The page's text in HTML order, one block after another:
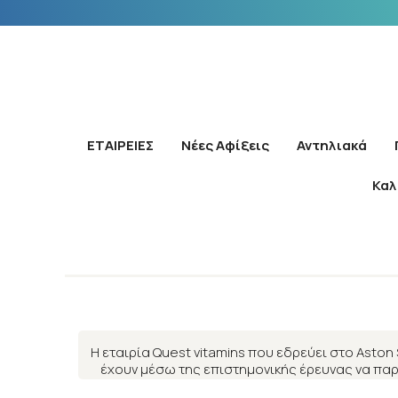
ΕΤΑΙΡΕΙΕΣ Νέες Αφίξεις Αντηλιακά
Η εταιρία Quest vitamins που εδρεύει στο
έχουν μέσω της επιστημονικής έρευνας να